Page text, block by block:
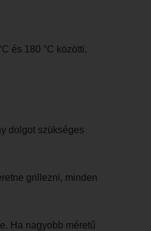
és 180 °C közötti,
dolgot szükséges
grillezni, minden
Ha nagyobb méretű